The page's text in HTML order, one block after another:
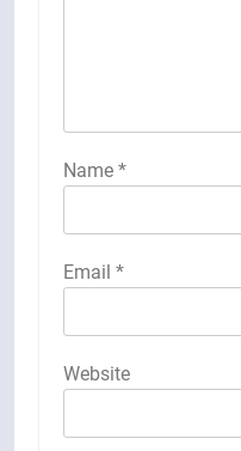
Name *
Email *
Website